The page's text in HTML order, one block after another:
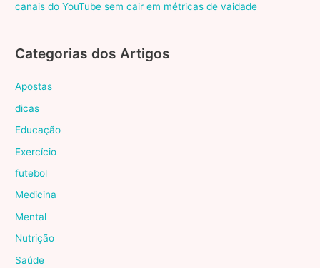
canais do YouTube sem cair em métricas de vaidade
Categorias dos Artigos
Apostas
dicas
Educação
Exercício
futebol
Medicina
Mental
Nutrição
Saúde